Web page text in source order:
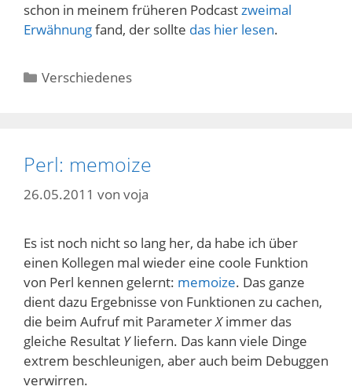
schon in meinem früheren Podcastzweimal
Erwähnungfand, der sollte das hier lesen.
Kategorien
Verschiedenes
Perl: memoize
26.05.2011 von voja
Es ist noch nicht so lang her, da habe ich über
einen Kollegen mal wieder eine coole Funktion
von Perl kennen gelernt: memoize. Das ganze
dient dazu Ergebnisse von Funktionen zu cachen,
die beim Aufruf mit ParameterXimmer das
gleiche Resultat Yliefern. Das kann viele Dinge
extrem beschleunigen, aber auch beim Debuggen
verwirren.